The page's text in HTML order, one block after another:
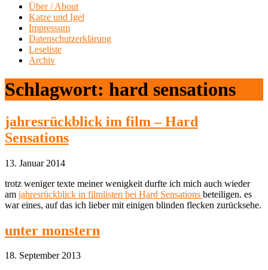
Über / About
Katze und Igel
Impressum
Datenschutzerklärung
Leseliste
Archiv
Schlagwort: hard sensations
jahresrückblick im film – Hard
Sensations
13. Januar 2014
trotz weniger texte meiner wenigkeit durfte ich mich auch wieder
am jahresrückblick in filmlisten bei Hard Sensations beteiligen. es
war eines, auf das ich lieber mit einigen blinden flecken zurücksehe.
unter monstern
18. September 2013